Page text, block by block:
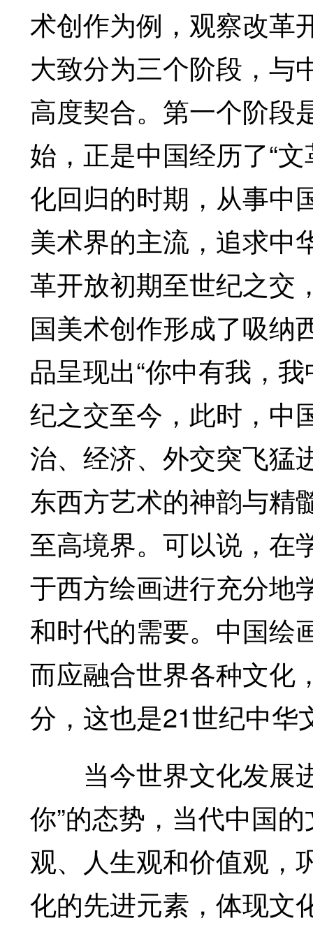
术创作为例，观察改革
大致分为三个阶段，与
高度契合。第一个阶段
始，正是中国经历了“
化回归的时期，从事中
美术界的主流，追求中
革开放初期至世纪之交
国美术创作形成了吸纳
品呈现出“你中有我，
纪之交至今，此时，中
治、经济、外交突飞猛
东西方艺术的神韵与精
至高境界。可以说，在
于西方绘画进行充分地
和时代的需要。中国绘
而应融合世界各种文化
分，这也是21世纪中华
当今世界文化发展进
你”的态势，当代中国
观、人生观和价值观，
化的先进元素，体现文